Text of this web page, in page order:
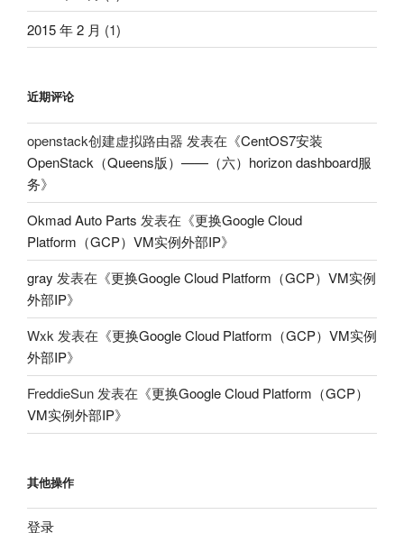
2015 年 2 月 (1)
近期评论
openstack创建虚拟路由器 发表在《CentOS7安装
OpenStack（Queens版）——（六）horizon dashboard服
务》
Okmad Auto Parts 发表在《更换Google Cloud
Platform（GCP）VM实例外部IP》
gray 发表在《更换Google Cloud Platform（GCP）VM实例
外部IP》
Wxk发表在《更换Google Cloud Platform（GCP）VM实例
外部IP》
FreddieSun发表在《更换Google Cloud Platform（GCP）
VM实例外部IP》
其他操作
登录